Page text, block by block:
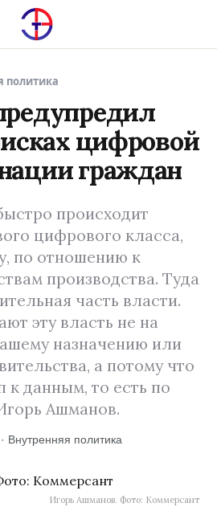
политика
цифровой
граждан
происходит
цифрового класса,
по отношению к
производства. Туда
часть власти.
эту власть не на
назначению или
а потому что
к данным, то есть по
Ашманов.
Внутренняя политика
Игорь Ашманов. Фото: Коммерсант